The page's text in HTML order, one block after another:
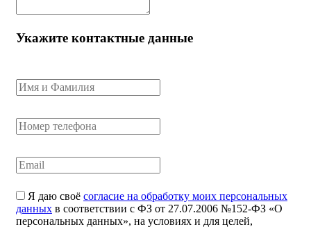
Укажите контактные данные
Я даю своё согласие на обработку моих персональных
данных в соответствии с ФЗ от 27.07.2006 №152-ФЗ «О
персональных данных», на условиях и для целей,